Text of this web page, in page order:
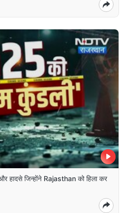
हादसे जिन्होंने Rajasthan को हिला कर